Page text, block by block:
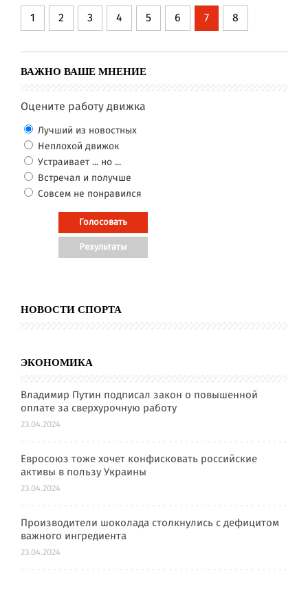
1 2 3 4 5 6 7 8
ВАЖНО ВАШЕ МНЕНИЕ
Оцените работу движка
Лучший из новостных
Неплохой движок
Устраивает ... но ...
Встречал и получше
Совсем не понравился
НОВОСТИ СПОРТА
ЭКОНОМИКА
Владимир Путин подписал закон о повышенной
оплате за сверхурочную работу
23.04.2024
Евросоюз тоже хочет конфисковать российские
активы в пользу Украины
23.04.2024
Производители шоколада столкнулись с дефицитом
важного ингредиента
23.04.2024